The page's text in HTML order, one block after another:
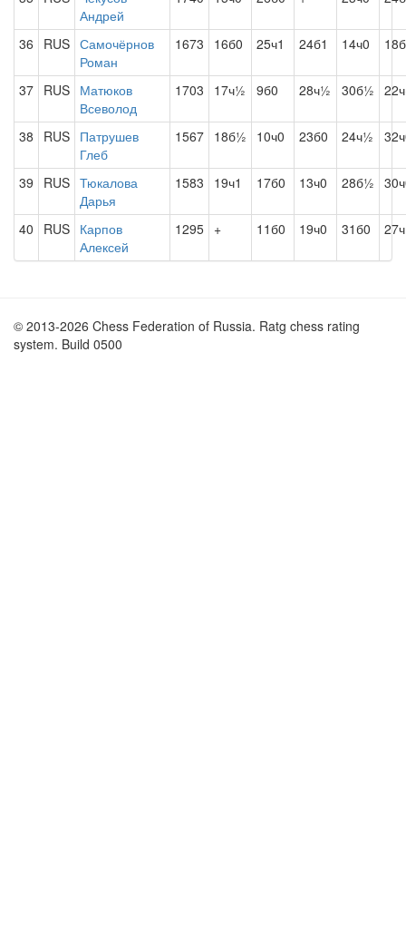
Андрей
36 RUS Самочёрнов
Роман
1673 16б0 25ч1 24б1 14ч0
37 RUS Матюков
Всеволод
1703 17ч½ 9б0 28ч½ 30б½
38 RUS Патрушев
Глеб
1567 18б½ 10ч0 23б0 24ч½
39 RUS Тюкалова
Дарья
1583 19ч1 17б0 13ч0 28б½
40 RUS Карпов
Алексей
1295 + 11б0 19ч0 31б0
© 2013-2026 Chess Federation of Russia. Ratg chess rating
system. Build 0500